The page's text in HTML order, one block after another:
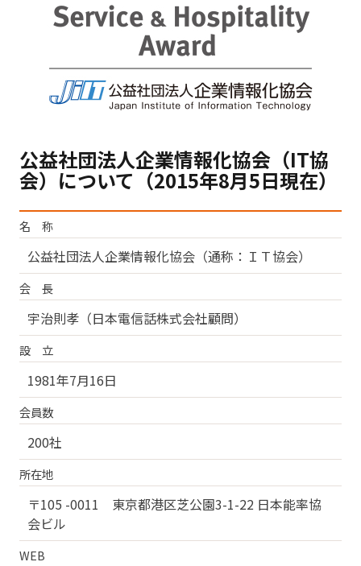
公益社団法人企業情報化協会（IT協
会）について（2015年8月5日現在）
名 称
公益社団法人企業情報化協会（通称：ＩＴ協会）
会 長
宇治則孝（日本電信話株式会社顧問）
設 立
1981年7月16日
会員数
200社
所在地
〒105 -0011 東京都港区芝公園3-1-22 日本能率協
会ビル
WEB